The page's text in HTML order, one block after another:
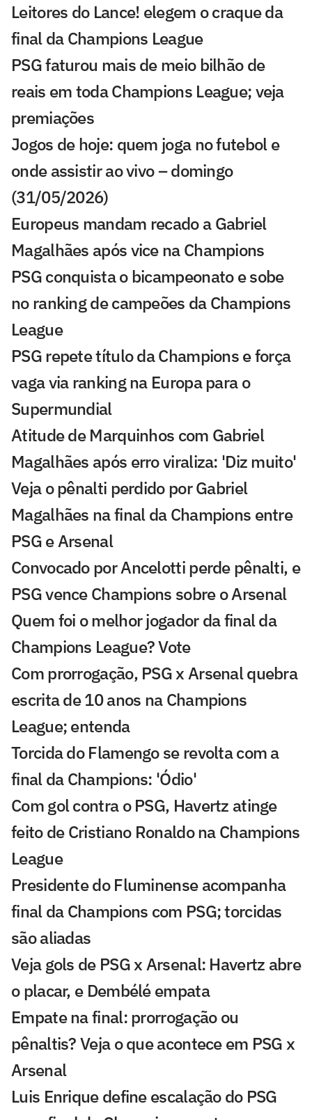
Leitores do Lance! elegem o craque da
final da Champions League
PSG faturou mais de meio bilhão de
reais em toda Champions League; veja
premiações
Jogos de hoje: quem joga no futebol e
onde assistir ao vivo – domingo
(31/05/2026)
Europeus mandam recado a Gabriel
Magalhães após vice na Champions
PSG conquista o bicampeonato e sobe
no ranking de campeões da Champions
League
PSG repete título da Champions e força
vaga via ranking na Europa para o
Supermundial
Atitude de Marquinhos com Gabriel
Magalhães após erro viraliza: 'Diz muito'
Veja o pênalti perdido por Gabriel
Magalhães na final da Champions entre
PSG e Arsenal
Convocado por Ancelotti perde pênalti, e
PSG vence Champions sobre o Arsenal
Quem foi o melhor jogador da final da
Champions League? Vote
Com prorrogação, PSG x Arsenal quebra
escrita de 10 anos na Champions
League; entenda
Torcida do Flamengo se revolta com a
final da Champions: 'Ódio'
Com gol contra o PSG, Havertz atinge
feito de Cristiano Ronaldo na Champions
League
Presidente do Fluminense acompanha
final da Champions com PSG; torcidas
são aliadas
Veja gols de PSG x Arsenal: Havertz abre
o placar, e Dembélé empata
Empate na final: prorrogação ou
pênaltis? Veja o que acontece em PSG x
Arsenal
Luis Enrique define escalação do PSG